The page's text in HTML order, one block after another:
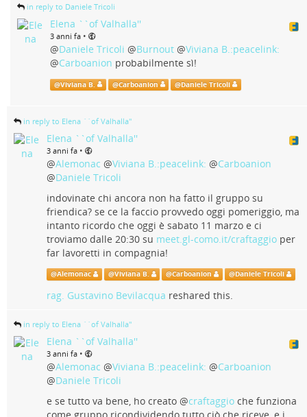
in reply to Daniele Tricoli
Elena ``of Valhalla''
3 anni fa •
@Daniele Tricoli @Burnout @Viviana B.:peacelink:
@Carboanion probabilmente sì!
@Viviana B. @Carboanion @Daniele Tricoli
in reply to Elena ``of Valhalla''
Elena ``of Valhalla''
3 anni fa •
@Alemonac @Viviana B.:peacelink: @Carboanion
@Daniele Tricoli
indovinate chi ancora non ha fatto il gruppo su
friendica? se ce la faccio provvedo oggi pomeriggio, ma
intanto ricordo che oggi è sabato 11 marzo e ci
troviamo dalle 20:30 su meet.gl-como.it/craftaggio per
far lavoretti in compagnia!
@Alemonac @Viviana B. @Carboanion @Daniele Tricoli
rag. Gustavino Bevilacqua reshared this.
in reply to Elena ``of Valhalla''
Elena ``of Valhalla''
3 anni fa •
@Alemonac @Viviana B.:peacelink: @Carboanion
@Daniele Tricoli
e se tutto va bene, ho creato @craftaggio che funziona